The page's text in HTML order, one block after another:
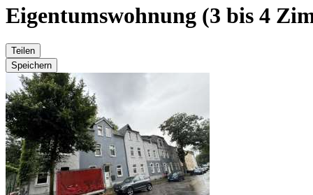
Eigentumswohnung (3 bis 4
Teilen
Speichern